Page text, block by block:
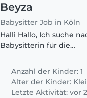
Beyza
Babysitter Job in Köln
Halli Hallo, Ich suche nach einer
Babysitterin für die
dich gerne bei mir, um
kennenlernen zu
Ich freu mich auf dich! Liebe
Anzahl der Kinder: 1
Alter der Kinder:
Letzte Aktivität: vor